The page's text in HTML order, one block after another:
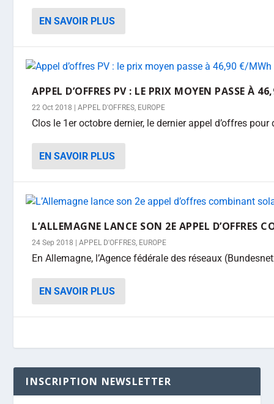
EN SAVOIR PLUS
APPEL D’OFFRES PV : LE PRIX MOYEN PASSE À
22 Oct 2018 |APPEL D'OFFRES, EUROPE
Clos le 1er octobre dernier, le dernier appel d’offres
EN SAVOIR PLUS
L’ALLEMAGNE LANCE SON 2E APPEL D’OFFRES
24 Sep 2018 |APPEL D'OFFRES, EUROPE
En Allemagne, l’Agence fédérale des réseaux
EN SAVOIR PLUS
INSCRIPTION NEWSLETTER